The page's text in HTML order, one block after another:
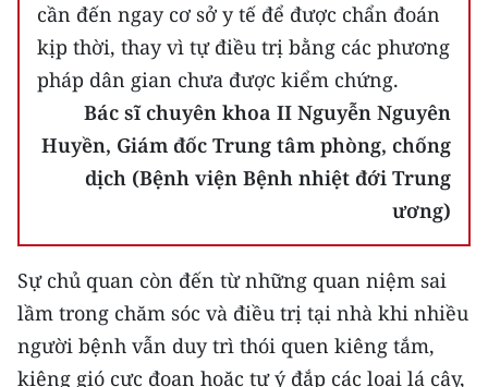
cần đến ngay cơ sở y tế để được chẩn đoán
kịp thời, thay vì tự điều trị bằng các phương
pháp dân gian chưa được kiểm chứng.
Bác sĩ chuyên khoa II Nguyễn Nguyên
Huyền, Giám đốc Trung tâm phòng, chống
dịch (Bệnh viện Bệnh nhiệt đới Trung
ương)
Sự chủ quan còn đến từ những quan niệm sai
lầm trong chăm sóc và điều trị tại nhà khi nhiều
người bệnh vẫn duy trì thói quen kiêng tắm,
kiêng gió cực đoan hoặc tự ý đắp các loại lá cây,